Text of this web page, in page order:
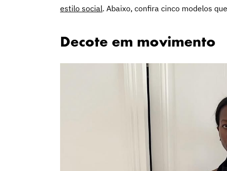
estilo social. Abaixo, confira cinco modelos
Decote em movimento